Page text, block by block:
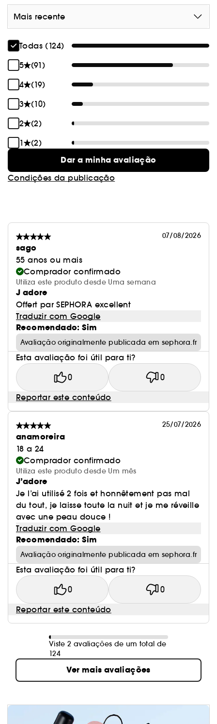
Mais recente
Todas (124)
5
(91)
4
(19)
3
(10)
2
(2)
1
(2)
Dar a minha avaliação
Condições da publicação
07/08/2026
sago
55 anos ou mais
Comprador confirmado
Utiliza este produto desde Uma semana
J adore
Offert par SEPHORA excellent
Traduzir com Google
Recomendado: Sim
Avaliação originalmente publicada em sephora.fr
Esta avaliação foi útil para ti?
0 0
Reportar este conteúdo
25/07/2026
anamoreira
18 a 24
Comprador confirmado
Utiliza este produto desde Um mês
J’adore
Je l’ai utilisé 2 fois et honnêtement pas mal
du tout, je laisse toute la nuit et je me réveille
avec une peau douce !
Traduzir com Google
Recomendado: Sim
Avaliação originalmente publicada em sephora.fr
Esta avaliação foi útil para ti?
0 0
Reportar este conteúdo
Viste 2 avaliações de um total de
124
Ver mais avaliações